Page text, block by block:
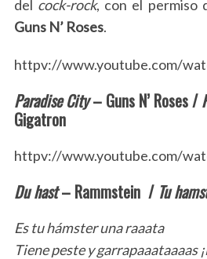
del cock-rock, con el permiso
Guns N’ Roses.
httpv://www.youtube.com/
Paradise City– Guns N’ Roses /
Gigatron
httpv://www.youtube.com/
Du hast– Rammstein / Tu
Es tu hámster una raaata
Tiene peste y garrapaaataaaas
a
r
h
o
r
: